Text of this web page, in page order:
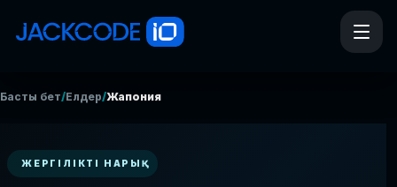
Басты бет/Елдер/Жапония
ЖЕРГІЛІКТІ НАРЫҚ